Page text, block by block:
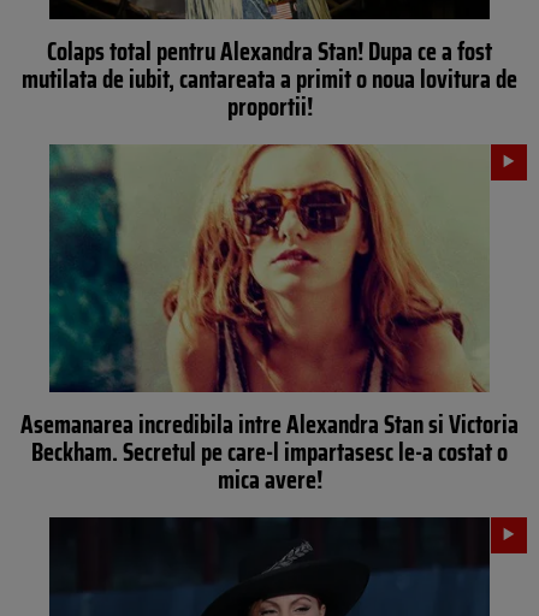
Colaps total pentru Alexandra Stan! Dupa ce a fost
mutilata de iubit, cantareata a primit o noua lovitura de
proportii!
Asemanarea incredibila intre Alexandra Stan si Victoria
Beckham. Secretul pe care-l impartasesc le-a costat o
mica avere!